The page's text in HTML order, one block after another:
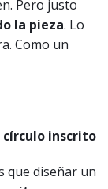
Pero justo
la pieza. Lo
Como un
inscrito
que diseñar un